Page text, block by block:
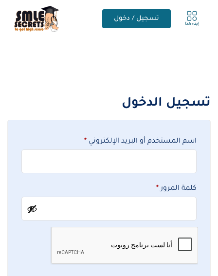
تسجيل / دخول
تسجيل الدخول
اسم المستخدم أو البريد الإلكتروني *
كلمة المرور*